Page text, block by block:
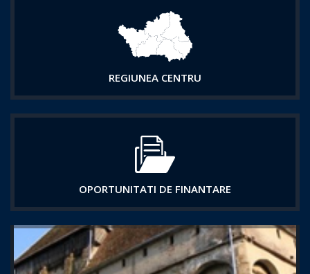
REGIUNEA CENTRU
OPORTUNITATI DE FINANTARE